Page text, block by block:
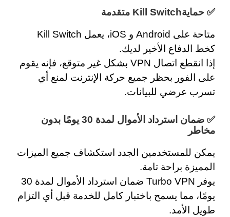
✅ حمايةKill Switch متقدمة
متاحة على Android و iOS، يعمل
Kill Switch
كخط الدفاع الأخير لديك.
إذا انقطع اتصال VPN بشكل غير متوقع، فإنه يقوم
على الفور بحظر جميع حركة الإنترنت لمنع أي
تسرب عرضي للبيانات.
✅ ضمان استرداد الأموال لمدة 30 يومًا بدون
مخاطر
يمكن للمستخدمين الجدد استكشاف جميع الميزات
المميزة براحة تامة.
يوفر Turbo VPN
ضمان استرداد الأموال لمدة 30
يومًا، مما يسمح باختبار كامل للخدمة قبل أي التزام
طويل الأمد.